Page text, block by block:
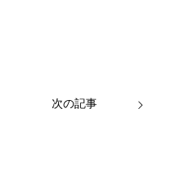
次の記事